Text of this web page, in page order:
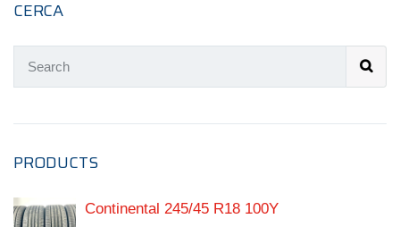
CERCA
PRODUCTS
Continental 245/45 R18 100Y